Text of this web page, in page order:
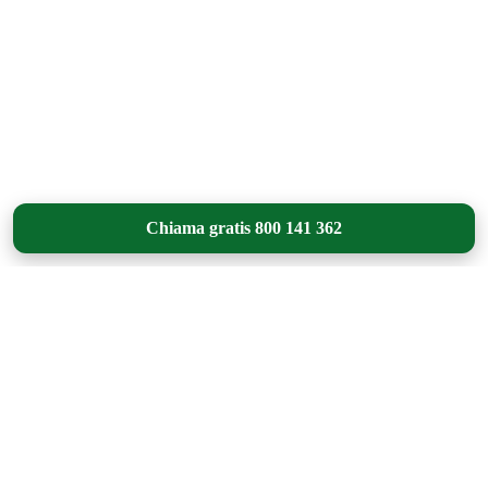
Chiama gratis 800 141 362